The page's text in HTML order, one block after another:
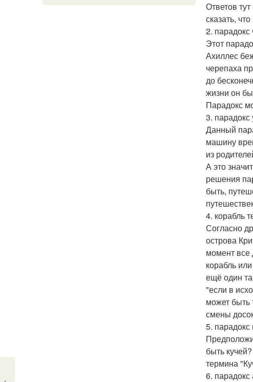
Ответов
сказать,
2. парадокс
Этот
Ахиллес
черепаха
до
жизни он
Парадокс
3. парадокс
Данный
машину
из
А это
решения
быть,
4. корабль
Согласно
острова
момент все
корабль
ещё один
"если в
может быть
смены
5. парадокс
быть
термина
6. парадокс